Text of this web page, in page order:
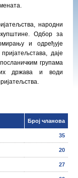
народни
Одбор за
и одређује
даје
групама
држава и води
Број чланова
35
20
27